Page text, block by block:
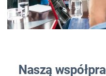
Naszą